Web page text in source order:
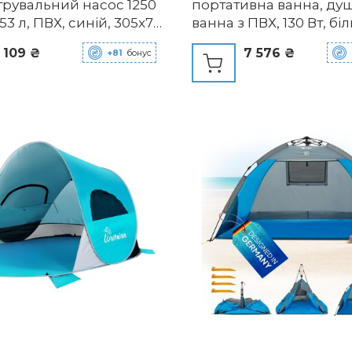
насос 1250
л, ПВХ, синій, 305x76
76 см, одинарний,
109 ₴ +81 бонус
портативна ванна,
ванна з ПВХ, 130 Вт,
повітряні ванни,
біля басейну,
центр
7 576 ₴